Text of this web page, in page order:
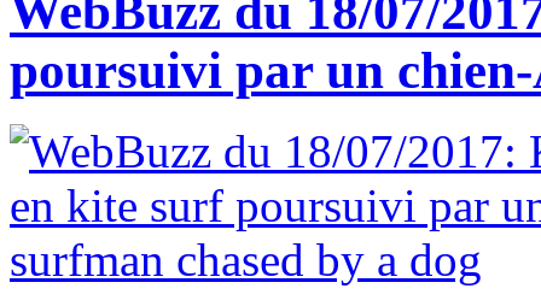
WebBuzz du 18/07/
poursuivi par un